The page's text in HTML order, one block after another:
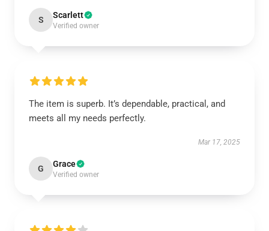
S Scarlett
Verified owner
The item is superb. It’s dependable, practical, and
meets all my needs perfectly.
Mar 17, 2025
G Grace
Verified owner